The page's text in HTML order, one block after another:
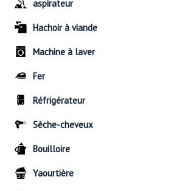
aspirateur
Hachoir à viande
Machine à laver
Fer
Réfrigérateur
Sèche-cheveux
Bouilloire
Yaourtière